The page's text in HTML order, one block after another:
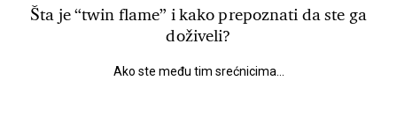
Šta je “twin flame” i kako prepoznati da ste ga
doživeli?
Ako ste među tim srećnicima...